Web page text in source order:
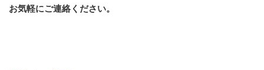
お気軽にご連絡ください。